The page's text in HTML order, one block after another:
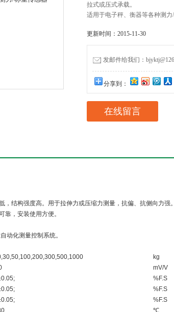
拉式或压式承载。
适用于电子秤、衡器等各种测力
更新时间：2015-11-30
发邮件给我们：
分享到：
在线留言
，结构强度高。用于拉伸力或压缩力测量，抗偏、抗侧向力强。
靠，安装使用方便。
动化测量控制系统。
kg
mV/V
%F.S
%F.S
%F.S
℃